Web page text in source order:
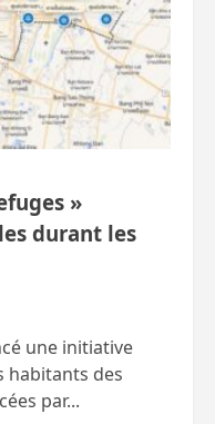
»
durant les
une initiative
habitants des
par...